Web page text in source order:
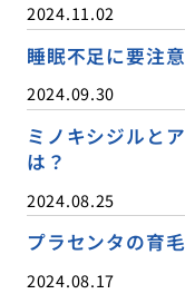
2024.11.02
睡眠不足に要注
2024.09.30
ミノキシジルと
は？
2024.08.25
プラセンタの育
2024.08.17